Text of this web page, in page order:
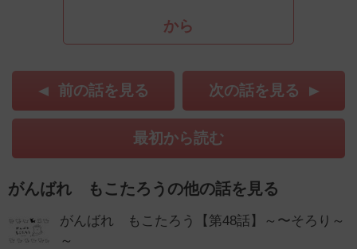
から
前の話を見る 次の話を見る
最初から読む
がんばれ もこたろうの他の話を見る
がんばれ もこたろう【第48話】～〜そろり～
～